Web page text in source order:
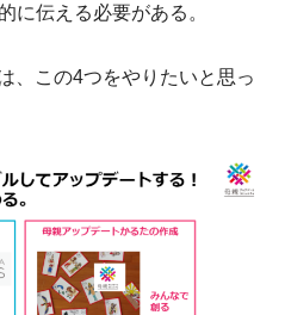
に伝える必要がある。
、この4つをやりたいと思っ